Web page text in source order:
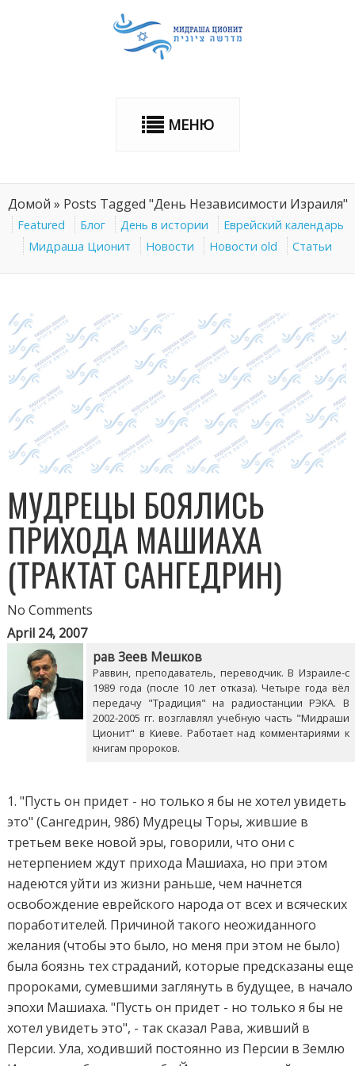
МЕНЮ
Домой » Posts Tagged "День Независимости Израиля"
Featured Блог День в истории
Еврейский календарь
Мидраша Ционит
Новости Новости old Статьи
МУДРЕЦЫ БОЯЛИСЬ
ПРИХОДА МАШИАХА
(ТРАКТАТ САНГЕДРИН)
No Comments
April 24, 2007
рав Зеев Мешков
Раввин, преподаватель, переводчик. В Израиле-с
1989 года (после 10 лет отказа). Четыре года вёл
передачу "Традиция" на радиостанции РЭКА. В
2002-2005 гг. возглавлял учебную часть "Мидраши
Ционит" в Киеве. Работает над комментариями к
книгам пророков.
1. "Пусть он придет - но только я бы не хотел увидеть
это" (Сангедрин, 98б) Мудрецы Торы, жившие в
третьем веке новой эры, говорили, что они с
нетерпением ждут прихода Машиаха, но при этом
надеются уйти из жизни раньше, чем начнется
освобождение еврейского народа от всех и всяческих
поработителей. Причиной такого неожиданного
желания (чтобы это было, но меня при этом не было)
была боязнь тех страданий, которые предсказаны еще
пророками, сумевшими заглянуть в будущее, в начало
эпохи Машиаха. "Пусть он придет - но только я бы не
хотел увидеть это", - так сказал Рава, живший в
Персии. Ула, ходивший постоянно из Персии в Землю